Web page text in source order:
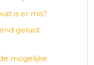
is er mis?
geluid:
mogelijke